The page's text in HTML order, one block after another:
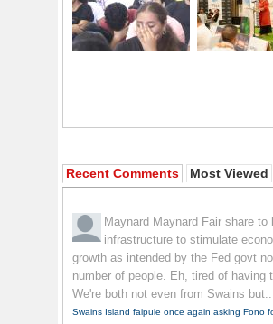
Recent Comments Most Viewed
Maynard Maynard Fair share to
infrastructure to stimulate
growth as intended by the Fed govt
number of people. Eh, tired of having
We're both not even from Swains
Swains Island faipule once again asking Fono